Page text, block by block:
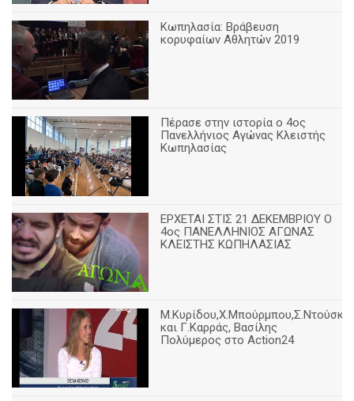
Κωπηλασία: Βράβευση
κορυφαίων Αθλητών 2019
Πέρασε στην ιστορία ο 4ος
Πανελλήνιος Αγώνας Κλειστής
Κωπηλασίας
ΕΡΧΕΤΑΙ ΣΤΙΣ 21 ΔΕΚΕΜΒΡΙΟΥ Ο
4ος ΠΑΝΕΛΛΗΝΙΟΣ ΑΓΩΝΑΣ
ΚΛΕΙΣΤΗΣ ΚΩΠΗΛΑΣΙΑΣ
και Γ.Καρράς, Βασίλης
Πολύμερος στο Action24